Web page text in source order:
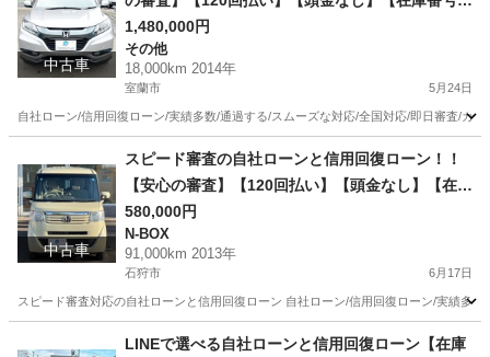
中古車
25】ホンダ ヴェゼル1.5 ハイブリッド X 4WD /リ
ース/ス自社分割 /信用回復ローン/自己破産/債務整
理/他社お断りされた方/お電話での仮審査/
1,480,000円
その他
18,000km 2014年
室蘭市 5月24日
自社ローン/信用回復ローン/実績多数/通過する/スムーズな対応/全国対応/即日審査/カ
その他 ローン
中古車
スピード審査の自社ローンと信用回復ローン！！
【安心の審査】【120回払い】【頭金なし】【在庫
番号E21】ホンダ N-BOX660 G Lパッケージ 4W
D/ リース/ス自社分割 /信用回復ローン/自己破産/債
務整理/他社お断りされた方/お電話での仮審査/
580,000円
N-BOX
91,000km 2013年
石狩市 6月17日
スピード審査対応の自社ローンと信用回復ローン 自社ローン/信用回復ローン/実績多
N-BOX ローン
LINEで選べる自社ローンと信用回復ローン【在庫